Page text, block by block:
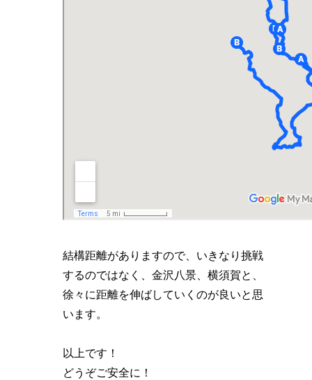
結構距離がありますので、いきなり挑戦
するのではなく、金沢八景、横須賀と、
徐々に距離を伸ばしていくのが良いと思
います。
以上です！
どうぞご安全に！